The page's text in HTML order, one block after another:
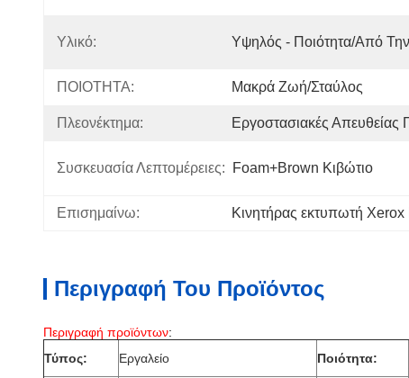
Υλικό: Υψηλός - Ποιότητα/από
ΠΟΙΟΤΗΤΑ: Μακρά Ζωή/σταύλος
Πλεονέκτημα: Εργοστασιακές Απευθείας
Συσκευασία Λεπτομέρειες: Foam+Brown Κιβώτιο
Επισημαίνω: Κινητήρας εκτυπωτή
Περιγραφή Του Προϊόντος
Περιγραφή προϊόντων:
Τύπος:
Εργαλείο Ποιότητα: